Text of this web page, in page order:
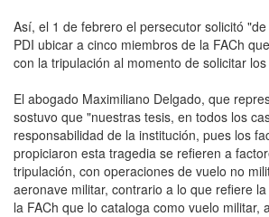
Así, el 1 de febrero el persecutor solicitó
PDI ubicar a cinco miembros de la FACh
con la tripulación al momento de solicitar
El abogado Maximiliano Delgado, que
sostuvo que "nuestras tesis, en todos los
responsabilidad de la institución, pues los
propiciaron esta tragedia se refieren a
tripulación, con operaciones de vuelo no
aeronave militar, contrario a lo que refiere
la FACh que lo cataloga como vuelo militar,